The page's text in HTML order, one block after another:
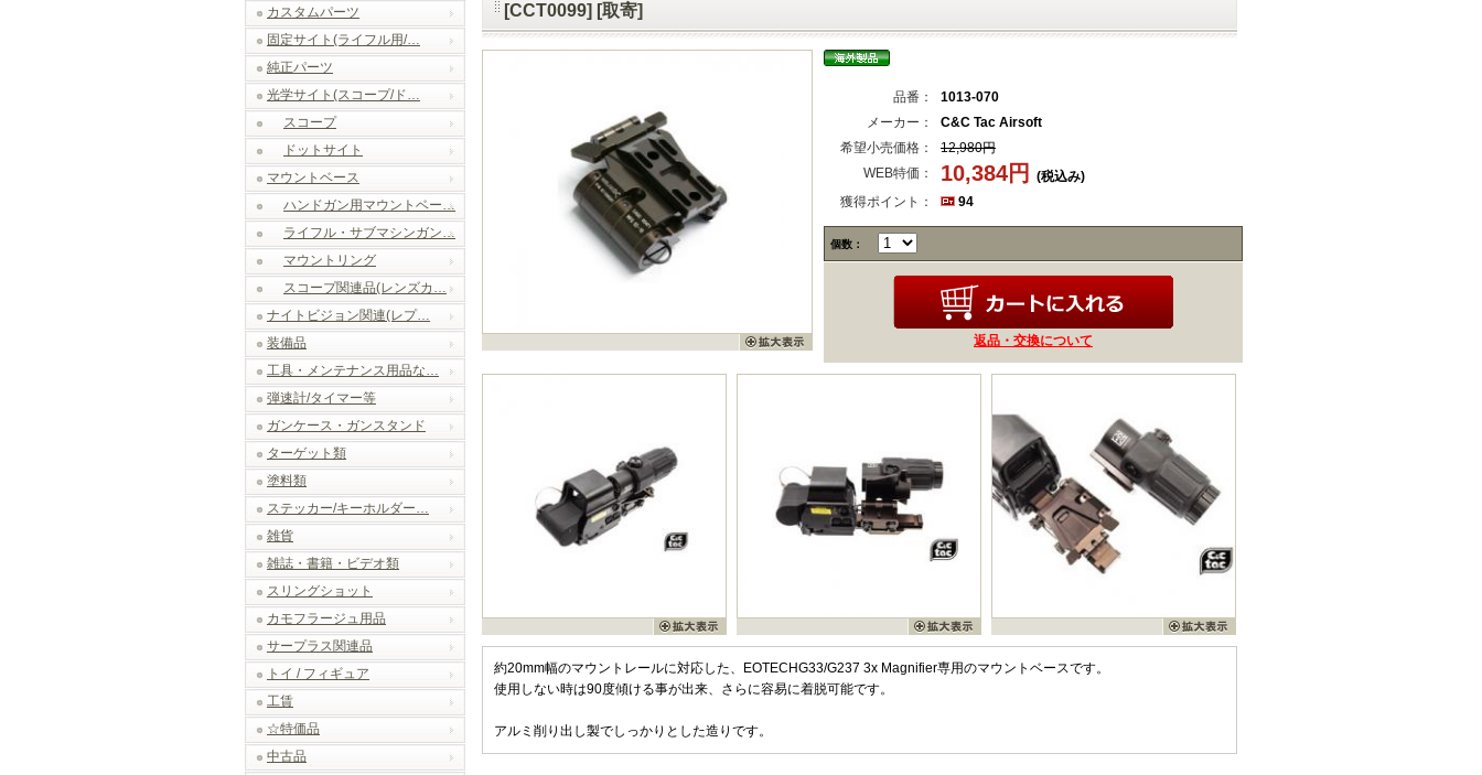
カスタムパーツ
固定サイト(ライフル用/…
純正パーツ
光学サイト(スコープ/ド…
スコープ
ドットサイト
マウントベース
ハンドガン用マウントベー…
ライフル・サブマシンガン…
マウントリング
スコープ関連品(レンズカ…
ナイトビジョン関連(レプ…
装備品
工具・メンテナンス用品な…
弾速計/タイマー等
ガンケース・ガンスタンド
ターゲット類
塗料類
ステッカー/キーホルダー…
雑貨
雑誌・書籍・ビデオ類
スリングショット
カモフラージュ用品
サープラス関連品
トイ / フィギュア
工賃
☆特価品
中古品
[CCT0099] [取寄]
品番：
1013-070
メーカー：
C&C Tac Airsoft
希望小売価格：
12,980円
WEB特価：
10,384円
(税込み)
獲得ポイント：
94
個数：
返品・交換について
約20mm幅のマウントレールに対応した、EOTECHG33/G237 3x Magnifier専用のマウントベースです。
使用しない時は90度傾ける事が出来、さらに容易に着脱可能です。
アルミ削り出し製でしっかりとした造りです。